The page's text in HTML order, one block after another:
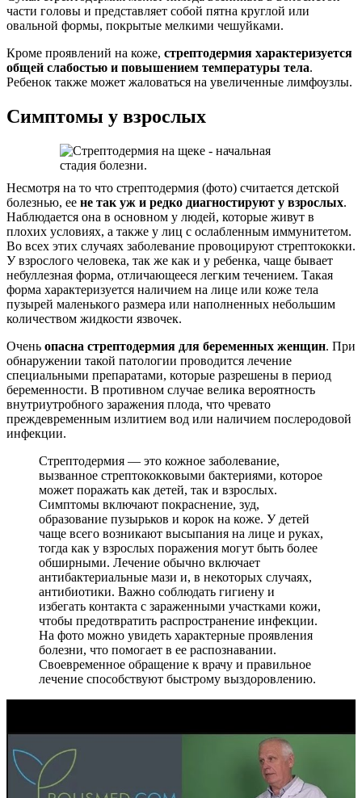
части головы и представляет собой пятна круглой или
овальной формы, покрытые мелкими чешуйками.
Кроме проявлений на коже, стрептодермия характеризуется
общей слабостью и повышением температуры тела.
Ребенок также может жаловаться на увеличенные лимфоузлы.
Симптомы у взрослых
Несмотря на то что стрептодермия (фото) считается детской
болезнью, ее не так уж и редко диагностируют у взрослых.
Наблюдается она в основном у людей, которые живут в
плохих условиях, а также у лиц с ослабленным иммунитетом.
Во всех этих случаях заболевание провоцируют стрептококки.
У взрослого человека, так же как и у ребенка, чаще бывает
небуллезная форма, отличающееся легким течением. Такая
форма характеризуется наличием на лице или коже тела
пузырей маленького размера или наполненных небольшим
количеством жидкости язвочек.
Очень опасна стрептодермия для беременных женщин. При
обнаружении такой патологии проводится лечение
специальными препаратами, которые разрешены в период
беременности. В противном случае велика вероятность
внутриутробного заражения плода, что чревато
преждевременным излитием вод или наличием послеродовой
инфекции.
Стрептодермия — это кожное заболевание,
вызванное стрептококковыми бактериями, которое
может поражать как детей, так и взрослых.
Симптомы включают покраснение, зуд,
образование пузырьков и корок на коже. У детей
чаще всего возникают высыпания на лице и руках,
тогда как у взрослых поражения могут быть более
обширными. Лечение обычно включает
антибактериальные мази и, в некоторых случаях,
антибиотики. Важно соблюдать гигиену и
избегать контакта с зараженными участками кожи,
чтобы предотвратить распространение инфекции.
На фото можно увидеть характерные проявления
болезни, что помогает в ее распознавании.
Своевременное обращение к врачу и правильное
лечение способствуют быстрому выздоровлению.